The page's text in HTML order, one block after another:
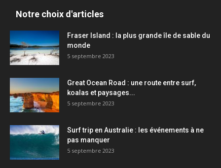
Notre choix d'articles
Fraser Island : la plus grande île de sable du
monde
5 septembre 2023
Great Ocean Road : une route entre surf,
koalas et paysages...
5 septembre 2023
Surf trip en Australie : les événements à ne
pas manquer
5 septembre 2023